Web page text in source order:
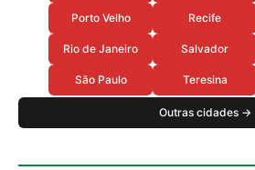
Porto Velho Recife
Rio de Janeiro Salvador
São Paulo Teresina
Outras cidades →